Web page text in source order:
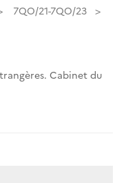
7QO/21-7QO/23
Cabinet du